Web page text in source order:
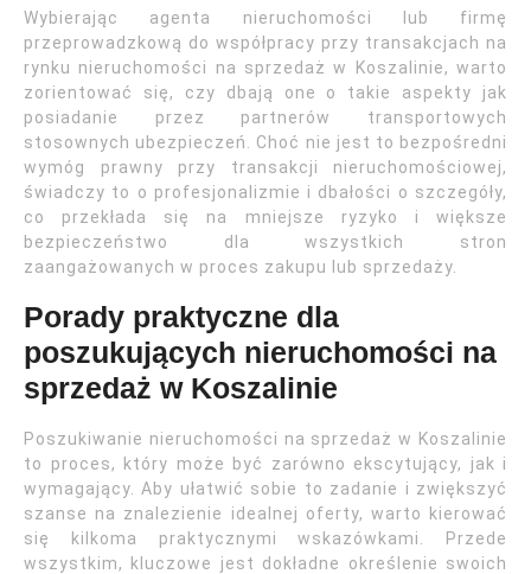
Wybierając agenta nieruchomości lub firmę
przeprowadzkową do współpracy przy transakcjach na
rynku nieruchomości na sprzedaż w Koszalinie, warto
zorientować się, czy dbają one o takie aspekty jak
posiadanie przez partnerów transportowych
stosownych ubezpieczeń. Choć nie jest to bezpośredni
wymóg prawny przy transakcji nieruchomościowej,
świadczy to o profesjonalizmie i dbałości o szczegóły,
co przekłada się na mniejsze ryzyko i większe
bezpieczeństwo dla wszystkich stron
zaangażowanych w proces zakupu lub sprzedaży.
Porady praktyczne dla
poszukujących nieruchomości na
sprzedaż w Koszalinie
Poszukiwanie nieruchomości na sprzedaż w Koszalinie
to proces, który może być zarówno ekscytujący, jak i
wymagający. Aby ułatwić sobie to zadanie i zwiększyć
szanse na znalezienie idealnej oferty, warto kierować
się kilkoma praktycznymi wskazówkami. Przede
wszystkim, kluczowe jest dokładne określenie swoich